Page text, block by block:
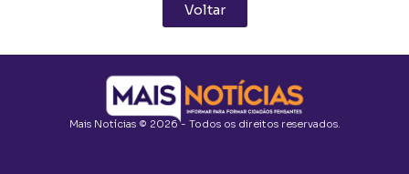
Voltar
Mais Notícias © 2026 - Todos os direitos reservados.